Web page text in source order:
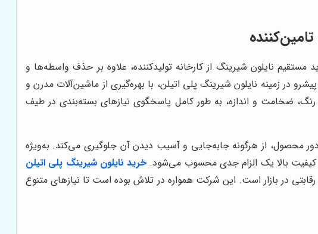
نایلون شیرینگ از کارخانه تولیدکننده، علاوه بر حذف واسطه‌ها و
در زمینه نایلون شیرینگ پلی اتیلن، با بهره‌گیری از ماشین‌آلات مدرن و
رنگ، ضخامت و اندازه، به طور کامل پاسخگوی نیازهای بسته‌بندی در طیف
محصول، از هرگونه جابه‌جایی و آسیب دیدن آن جلوگیری می‌کند. به‌ویژه
با کیفیت بالا یک الزام جدی محسوب می‌شود. خرید نایلون شیرینگ پلی اتیلن
در بازار است. این شرکت همواره در تلاش بوده است تا نیازهای متنوع